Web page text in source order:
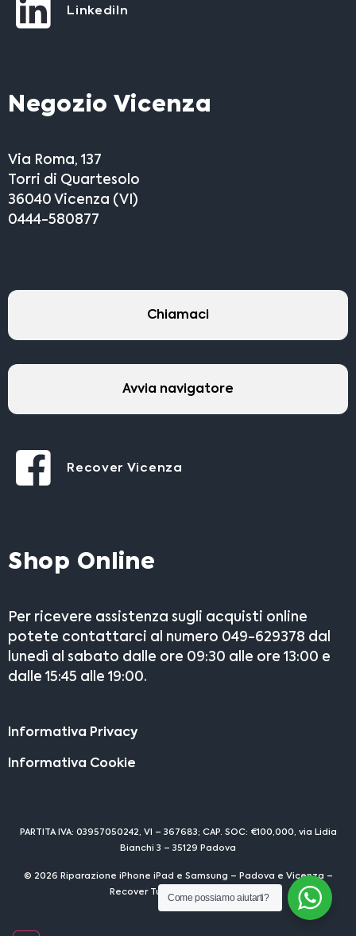
LinkediIn
Negozio Vicenza
Via Roma, 137
Torri di Quartesolo
36040 Vicenza (VI)
0444-580877
Chiamaci
Avvia navigatore
Recover Vicenza
Shop Online
Per ricevere assistenza sugli acquisti online
potete contattarci al numero 049-629378 dal
lunedì al sabato dalle ore 09:30 alle ore 13:00 e
dalle 15:45 alle 19:00.
Informativa Privacy
Informativa Cookie
PARTITA IVA: 03957050242, VI – 367683; CAP. SOC: €100,000, via Lidia
Bianchi 3 – 35129 Padova
© 2026 Riparazione iPhone iPad e Samsung – Padova e Vicenza –
Recover Tutti i diritti riservati
Come possiamo aiutarti?